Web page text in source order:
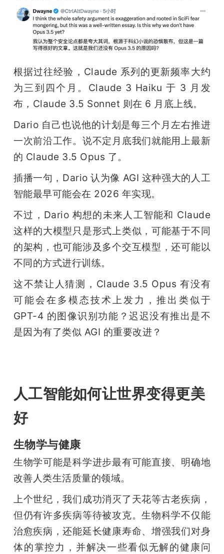
根据过往经验，Claude 系列的更新频率大约
为三到四个月。Claude 3 Haiku 于 3 月发
布，Claude 3.5 Sonnet 则在 6 月底上线。
Dario 自己也说他的计划是每三个月左右推进
一次前沿工作。说不定月底我们就能用上最新
的 Claude 3.5 Opus 了。
插播一句，Dario 认为像 AGI 这种强大的人工
智能最早可能会在 2026 年实现。
不过，Dario 构想的未来人工智能和 Claude
这样的大模型只是形式上类似，可能基于不同
的架构，也可能涉及多个交互模型，还可能以
不同的方式进行训练。
这不禁让人猜测，Claude 3.5 Opus 有没有
可能会在多模态技术上发力，推出类似于
GPT-4 的图像识别功能？迟迟没有推出是不
是因为有了类似 AGI 的重要改进？
人工智能如何让世界变得更美
好
生物学与健康
生物学可能是科学进步最有可能直接、明确地
改善人类生活质量的领域。
上个世纪，我们成功消灭了天花等古老疾病，
但仍有许多疾病等待被攻克。生物科学不仅能
治愈疾病，还能延长健康寿命、增强我们对身
体的掌控力，并解决一些看似无解的健康问